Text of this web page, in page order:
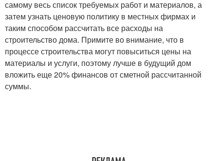
самому весь список требуемых работ и материалов, а
затем узнать ценовую политику в местных фирмах и
таким способом рассчитать все расходы на
строительство дома. Примите во внимание, что в
процессе строительства могут повыситься цены на
материалы и услуги, поэтому лучше в будущий дом
вложить еще 20% финансов от сметной рассчитанной
суммы.